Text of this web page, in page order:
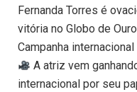
Fernanda Torres é
vitória no Globo de
Campanha internacional
A atriz vem
internacional por seu